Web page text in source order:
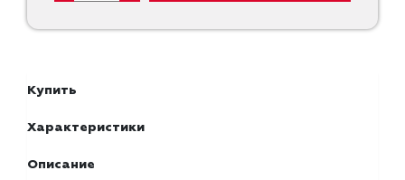
Купить
Характеристики
Описание